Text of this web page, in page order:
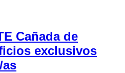
Cañada de
exclusivos